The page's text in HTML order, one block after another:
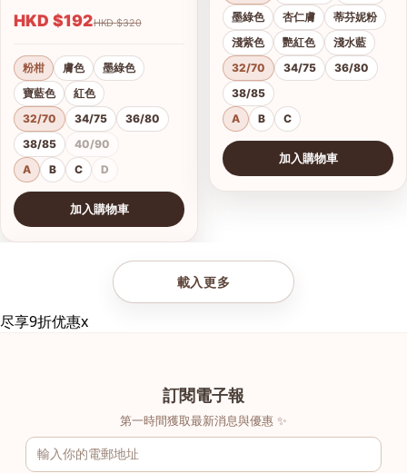
HKD $192 HKD $320
粉柑 膚色
墨綠色
寶藍色
紅色
32/70
34/75
36/80
38/85
40/90
A
B C D
加入購物車
墨綠色
杏仁膚
蒂芬妮粉
淺紫色
艷紅色
淺水藍
32/70
34/75
36/80
38/85
A
B C
加入購物車
載入更多
尽享9折优惠x
訂閱電子報
第一時間獲取最新消息與優惠 ✨